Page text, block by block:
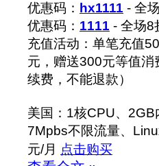
优惠码： hx1111 - 全
优惠码： 1111 - 全场8
充值活动：单笔充值
元，赠送300元等值
续费，不能退款）
美国：1核CPU、
7Mpbs不限流量、
元/月 点击购买